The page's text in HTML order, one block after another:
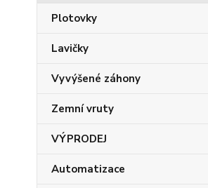
Plotovky
Lavičky
Vyvýšené záhony
Zemní vruty
VÝPRODEJ
Automatizace